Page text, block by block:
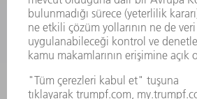
SUNULAN POZISYONLAR
ŞIRKET PROFILI
YÖNETIM
FAALIYET RAPORU
ŞIRKET PRENSIPLERI
MEVZUATLARA UYUM
BILDIRIM SISTEMI